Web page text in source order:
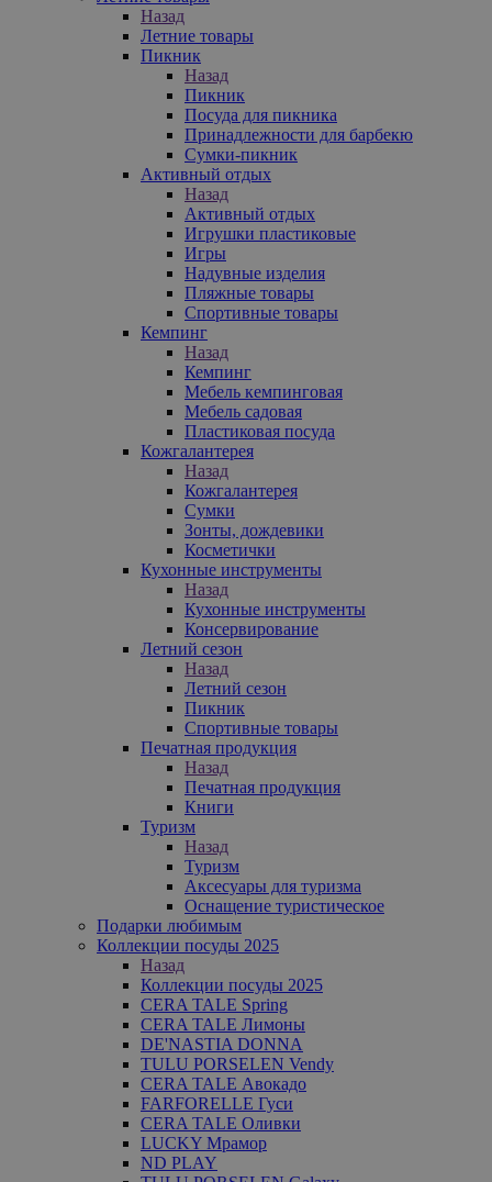
Назад
Летние товары
Пикник
Назад
Пикник
Посуда для пикника
Принадлежности для барбекю
Сумки-пикник
Активный отдых
Назад
Активный отдых
Игрушки пластиковые
Игры
Надувные изделия
Пляжные товары
Спортивные товары
Кемпинг
Назад
Кемпинг
Мебель кемпинговая
Мебель садовая
Пластиковая посуда
Кожгалантерея
Назад
Кожгалантерея
Сумки
Зонты, дождевики
Косметички
Кухонные инструменты
Назад
Кухонные инструменты
Консервирование
Летний сезон
Назад
Летний сезон
Пикник
Спортивные товары
Печатная продукция
Назад
Печатная продукция
Книги
Туризм
Назад
Туризм
Аксесуары для туризма
Оснащение туристическое
Подарки любимым
Коллекции посуды 2025
Назад
Коллекции посуды 2025
CERA TALE Spring
CERA TALE Лимоны
DE'NASTIA DONNA
TULU PORSELEN Vendy
CERA TALE Авокадо
FARFORELLE Гуси
CERA TALE Оливки
LUCKY Мрамор
ND PLAY